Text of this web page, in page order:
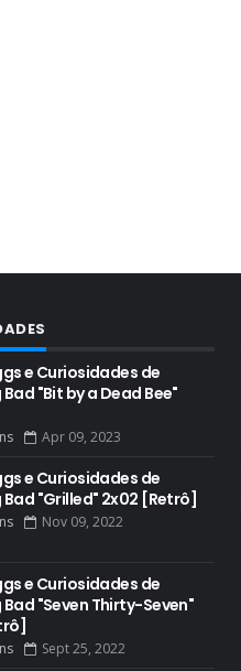
e Curiosidades de
"Bit by a Dead Bee"
Apr 09, 2023
e Curiosidades de
Bad "Grilled" 2x02 [Retrô]
Nov 09, 2022
e Curiosidades de
Bad "Seven Thirty-Seven"
Sept 25, 2022